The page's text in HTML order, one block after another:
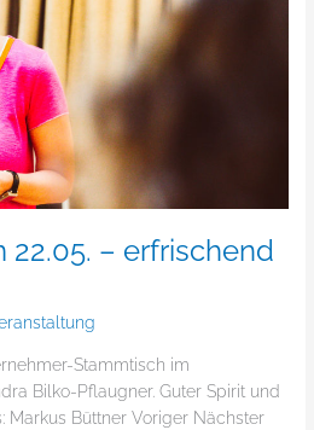
22.05. – erfrischend
Stammtisch im
Bilko-Pflaugner. Guter Spirit und
Markus Büttner Voriger Nächster